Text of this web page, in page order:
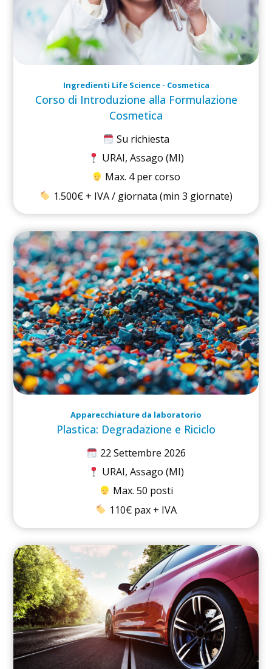
Ingredienti Life Science - Cosmetica
Corso di Introduzione alla Formulazione
Cosmetica
Su richiesta
URAI, Assago (MI)
Max. 4 per corso
1.500€ + IVA / giornata (min 3 giornate)
Apparecchiature da laboratorio
Plastica: Degradazione e Riciclo
22 Settembre 2026
URAI, Assago (MI)
Max. 50 posti
110€ pax + IVA